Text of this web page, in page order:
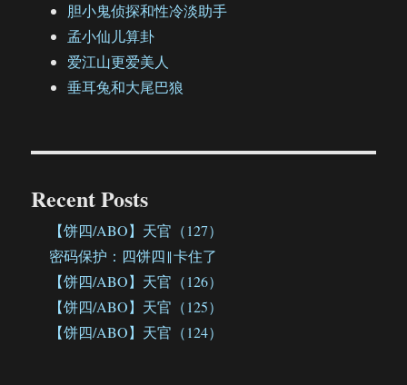
胆小鬼侦探和性冷淡助手
孟小仙儿算卦
爱江山更爱美人
垂耳兔和大尾巴狼
Recent Posts
【饼四/ABO】天官（127）
密码保护：四饼四‖卡住了
【饼四/ABO】天官（126）
【饼四/ABO】天官（125）
【饼四/ABO】天官（124）